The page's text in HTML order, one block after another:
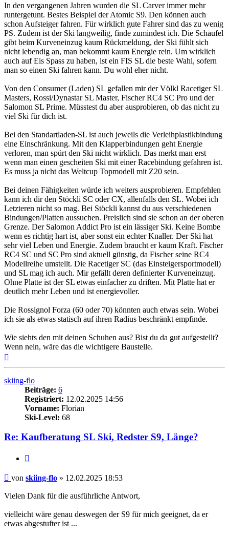
In den vergangenen Jahren wurden die SL Carver immer mehr
runtergetunt. Bestes Beispiel der Atomic S9. Den können auch
schon Aufsteiger fahren. Für wirklich gute Fahrer sind das zu wenig
PS. Zudem ist der Ski langweilig, finde zumindest ich. Die Schaufel
gibt beim Kurveneinzug kaum Rückmeldung, der Ski fühlt sich
nicht lebendig an, man bekommt kaum Energie rein. Um wirklich
auch auf Eis Spass zu haben, ist ein FIS SL die beste Wahl, sofern
man so einen Ski fahren kann. Du wohl eher nicht.
Von den Consumer (Laden) SL gefallen mir der Völkl Racetiger SL
Masters, Rossi/Dynastar SL Master, Fischer RC4 SC Pro und der
Salomon SL Prime. Müsstest du aber ausprobieren, ob das nicht zu
viel Ski für dich ist.
Bei den Standartladen-SL ist auch jeweils die Verleihplastikbindung
eine Einschränkung. Mit den Klapperbindungen geht Energie
verloren, man spürt den Ski nicht wirklich. Das merkt man erst
wenn man einen gescheiten Ski mit einer Racebindung gefahren ist.
Es muss ja nicht das Weltcup Topmodell mit Z20 sein.
Bei deinen Fähigkeiten würde ich weiters ausprobieren. Empfehlen
kann ich dir den Stöckli SC oder CX, allenfalls den SL. Wobei ich
Letzteren nicht so mag. Bei Stöckli kannst du aus verschiedenen
Bindungen/Platten aussuchen. Preislich sind sie schon an der oberen
Grenze. Der Salomon Addict Pro ist ein lässiger Ski. Keine Bombe
wenn es richtig hart ist, aber sonst ein echter Knaller. Der Ski hat
sehr viel Leben und Energie. Zudem braucht er kaum Kraft. Fischer
RC4 SC und SC Pro sind aktuell günstig, da Fischer seine RC4
Modellreihe umstellt. Die Racetiger SC (das Einsteigersportmodell)
und SL mag ich auch. Mir gefällt deren definierter Kurveneinzug.
Ohne Platte ist der SL etwas einfacher zu driften. Mit Platte hat er
deutlich mehr Leben und ist energievoller.
Die Rossignol Forza (60 oder 70) könnten auch etwas sein. Wobei
ich sie als etwas statisch auf ihren Radius beschränkt empfinde.
Wie siehts den mit deinen Schuhen aus? Bist du da gut aufgestellt?
Wenn nein, wäre das die wichtigere Baustelle.
skiing-flo
Beiträge: 6
Registriert: 12.02.2025 14:56
Vorname: Florian
Ski-Level: 68
Re: Kaufberatung SL Ski, Redster S9, Länge?
Beitrag
von skiing-flo » 12.02.2025 18:53
Vielen Dank für die ausführliche Antwort,
vielleicht wäre genau deswegen der S9 für mich geeignet, da er
etwas abgestufter ist ...